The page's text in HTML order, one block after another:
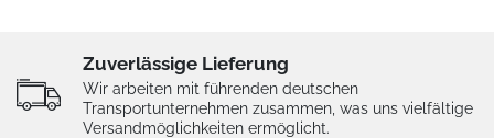
Zuverlässige Lieferung
Wir arbeiten mit führenden deutschen
Transportunternehmen zusammen, was uns vielfältige
Versandmöglichkeiten ermöglicht.